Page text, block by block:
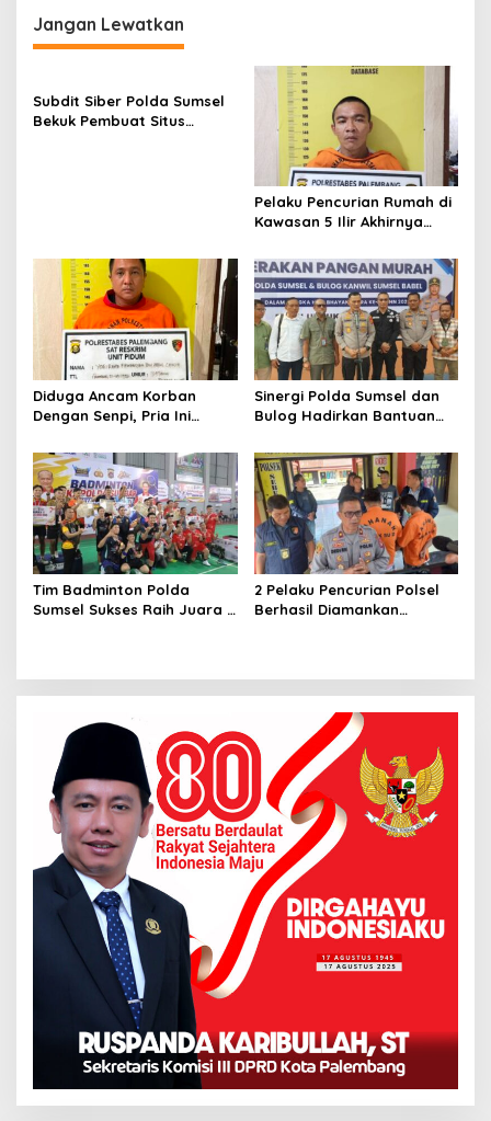
Jangan Lewatkan
Subdit Siber Polda Sumsel
Bekuk Pembuat Situs
Pelaku Pencurian Rumah di
Kawasan 5 Ilir Akhirnya
Diduga Ancam Korban
Dengan Senpi, Pria Ini
Satreskrim Polrestabes
Palembang
Sinergi Polda Sumsel dan
Bulog Hadirkan Bantuan
Warga di Hari
Bhayangkara ke-80
Tim Badminton Polda
Sumsel Sukses Raih Juara 1
2 Pelaku Pencurian Polsel
Berhasil Diamankan